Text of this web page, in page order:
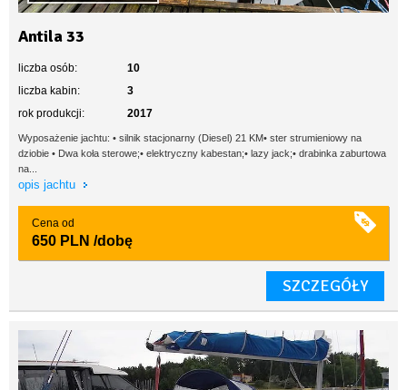
Antila 33
liczba osób:
10
liczba kabin:
3
rok produkcji:
2017
Wyposażenie jachtu: • silnik stacjonarny (Diesel) 21 KM• ster strumieniowy na
dziobie • Dwa koła sterowe;• elektryczny kabestan;• lazy jack;• drabinka zaburtowa
na...
opis jachtu
Cena od
650 PLN /dobę
SZCZEGÓŁY